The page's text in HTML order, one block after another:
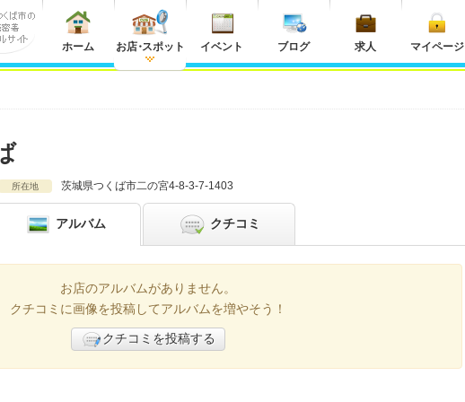
ホーム お店・スポット イベント ブログ 求人 マイページ
所在地 茨城県つくば市二の宮4-8-3-7-1403
アルバム クチコミ
お店のアルバムがありません。
クチコミに画像を投稿してアルバムを増やそう！
クチコミを投稿する